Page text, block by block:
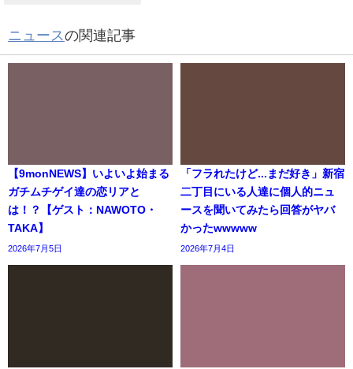
ニュースの関連記事
【9monNEWS】いよいよ始まる
ガチムチゲイ達の恋リアと
は！？【ゲスト：NAWOTO・
TAKA】
2026年7月5日
「フラれたけど...まだ好き」新宿
二丁目にいる人達に個人的ニュ
ースを聞いてみたら回答がヤバ
かったwwwww
2026年7月4日